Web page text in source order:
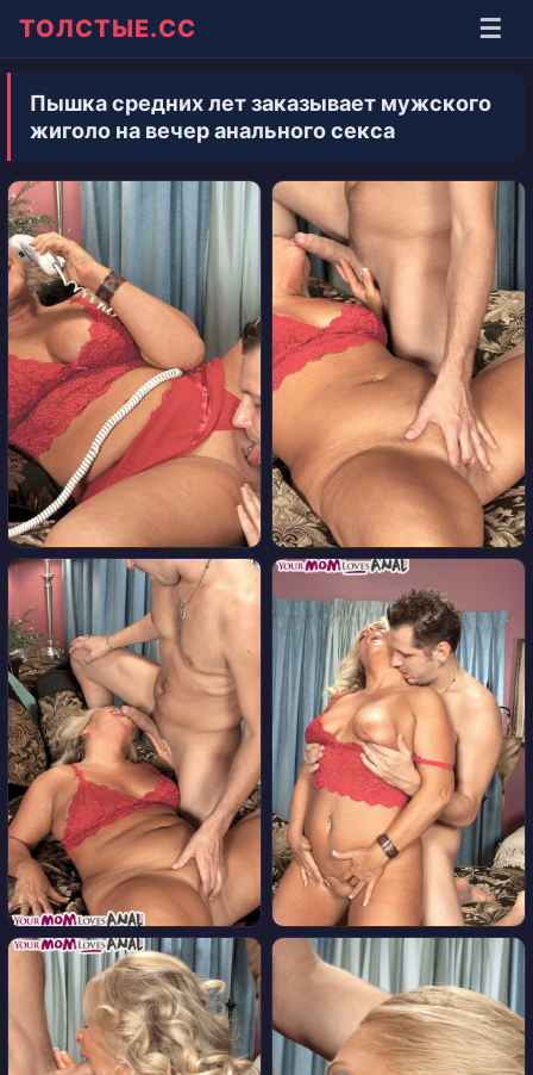
ТОЛСТЫЕ.СС ☰
Пышка средних лет заказывает мужского
жиголо на вечер анального секса